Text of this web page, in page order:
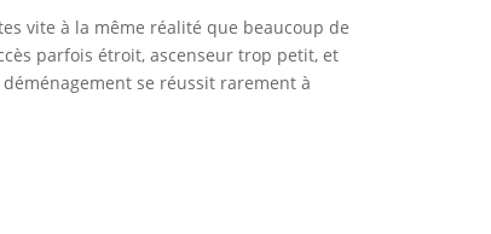
vite à la même réalité que beaucoup de
parfois étroit, ascenseur trop petit, et
se réussit rarement à